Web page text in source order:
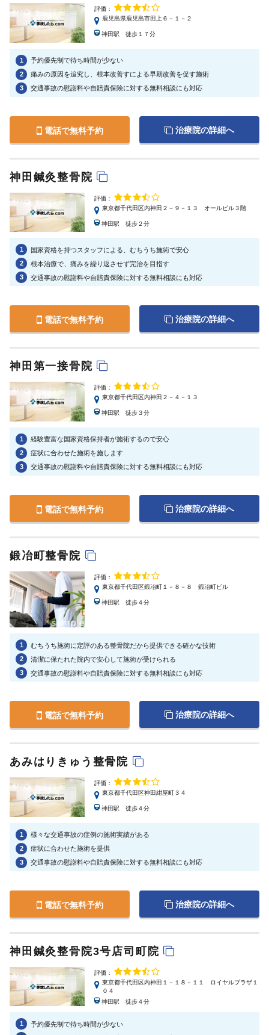
評価：
鹿児島県鹿児島市田上６－１－２
神田駅 徒歩１７分
1
予約優先制で待ち時間が少ない
2
痛みの原因を追究し、根本改善すによる早期改善を促す施術
3
交通事故の慰謝料や自賠責保険に対する無料相談にも対応
電話で無料予約 治療院の詳細へ
神田鍼灸整骨院
評価：
東京都千代田区内神田２－９－１３ オールビル３階
神田駅 徒歩２分
1
国家資格を持つスタッフによる、むちうち施術で安心
2
根本治療で、痛みを繰り返させず完治を目指す
3
交通事故の慰謝料や自賠責保険に対する無料相談にも対応
電話で無料予約 治療院の詳細へ
神田第一接骨院
評価：
東京都千代田区内神田２－４－１３
神田駅 徒歩３分
1
経験豊富な国家資格保持者が施術するので安心
2
症状に合わせた施術を施します
3
交通事故の慰謝料や自賠責保険に対する無料相談にも対応
電話で無料予約 治療院の詳細へ
鍛冶町整骨院
評価：
東京都千代田区鍛冶町１－８－８ 鍛冶町ビル
神田駅 徒歩４分
1
むちうち施術に定評のある整骨院だから提供できる確かな技術
2
清潔に保たれた院内で安心して施術が受けられる
3
交通事故の慰謝料や自賠責保険に対する無料相談にも対応
電話で無料予約 治療院の詳細へ
あみはりきゅう整骨院
評価：
東京都千代田区神田紺屋町３４
神田駅 徒歩４分
1
様々な交通事故の症例の施術実績がある
2
症状に合わせた施術を提供
3
交通事故の慰謝料や自賠責保険に対する無料相談にも対応
電話で無料予約 治療院の詳細へ
神田鍼灸整骨院3号店司町院
評価：
東京都千代田区内神田１－１８－１１ ロイヤルプラザ１
０４
神田駅 徒歩４分
1
予約優先制で待ち時間が少ない